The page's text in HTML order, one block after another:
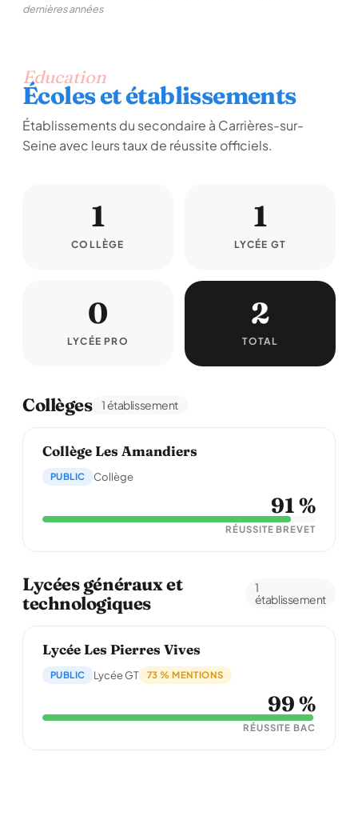
dernières années
Education
Écoles et établissements
Établissements du secondaire à Carrières-sur-
Seine avec leurs taux de réussite officiels.
1
COLLÈGE
1
LYCÉE GT
0
LYCÉE PRO
2
TOTAL
Collèges 1 établissement
Collège Les Amandiers
PUBLIC Collège
91 %
RÉUSSITE BREVET
Lycées généraux et
technologiques
1
établissement
Lycée Les Pierres Vives
PUBLIC Lycée GT 73 % MENTIONS
99 %
RÉUSSITE BAC